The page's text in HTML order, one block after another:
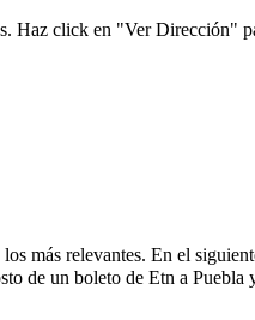
Haz click en "Ver Dirección"
más relevantes. En el
de un boleto de Etn a